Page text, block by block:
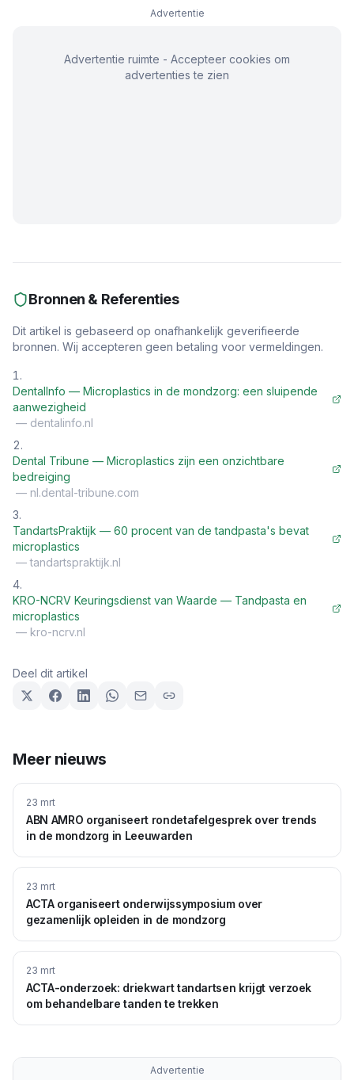
Advertentie
Advertentie ruimte - Accepteer cookies om
advertenties te zien
Bronnen & Referenties
Dit artikel is gebaseerd op onafhankelijk geverifieerde
bronnen. Wij accepteren geen betaling voor vermeldingen.
DentalInfo — Microplastics in de mondzorg: een sluipende
aanwezigheid
— dentalinfo.nl
Dental Tribune — Microplastics zijn een onzichtbare
bedreiging
— nl.dental-tribune.com
TandartsPraktijk — 60 procent van de tandpasta's bevat
microplastics
—tandartspraktijk.nl
KRO-NCRV Keuringsdienst van Waarde — Tandpasta en
microplastics
— kro-ncrv.nl
Deel dit artikel
Meer nieuws
23 mrt
ABN AMRO organiseert rondetafelgesprek over trends
in de mondzorg in Leeuwarden
23 mrt
ACTA organiseert onderwijssymposium over
gezamenlijk opleiden in de mondzorg
23 mrt
ACTA-onderzoek: driekwart tandartsen krijgt verzoek
om behandelbare tanden te trekken
Advertentie